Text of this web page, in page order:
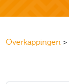
Overkappingen >